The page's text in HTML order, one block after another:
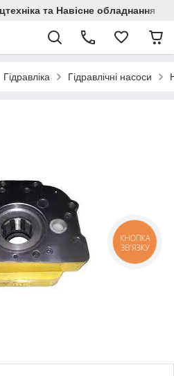
та Навісне обладнання
Гідравліка Гідравлічні насоси
КНОПКА
ЗВ'ЯЗКУ